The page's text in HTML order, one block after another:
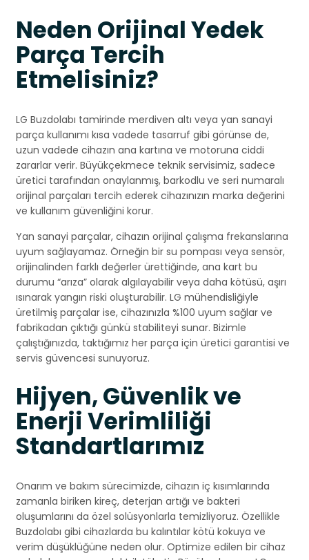
Neden Orijinal Yedek
Parça Tercih
Etmelisiniz?
LG Buzdolabı tamirinde merdiven altı veya yan sanayi
parça kullanımı kısa vadede tasarruf gibi görünse de,
uzun vadede cihazın ana kartına ve motoruna ciddi
zararlar verir. Büyükçekmece teknik servisimiz, sadece
üretici tarafından onaylanmış, barkodlu ve seri numaralı
orijinal parçaları tercih ederek cihazınızın marka değerini
ve kullanım güvenliğini korur.
Yan sanayi parçalar, cihazın orijinal çalışma frekanslarına
uyum sağlayamaz. Örneğin bir su pompası veya sensör,
orijinalinden farklı değerler ürettiğinde, ana kart bu
durumu “arıza” olarak algılayabilir veya daha kötüsü, aşırı
ısınarak yangın riski oluşturabilir. LG mühendisliğiyle
üretilmiş parçalar ise, cihazınızla %100 uyum sağlar ve
fabrikadan çıktığı günkü stabiliteyi sunar. Bizimle
çalıştığınızda, taktığımız her parça için üretici garantisi ve
servis güvencesi sunuyoruz.
Hijyen, Güvenlik ve
Enerji Verimliliği
Standartlarımız
Onarım ve bakım sürecimizde, cihazın iç kısımlarında
zamanla biriken kireç, deterjan artığı ve bakteri
oluşumlarını da özel solüsyonlarla temizliyoruz. Özellikle
Buzdolabı gibi cihazlarda bu kalıntılar kötü kokuya ve
verim düşüklüğüne neden olur. Optimize edilen bir cihaz